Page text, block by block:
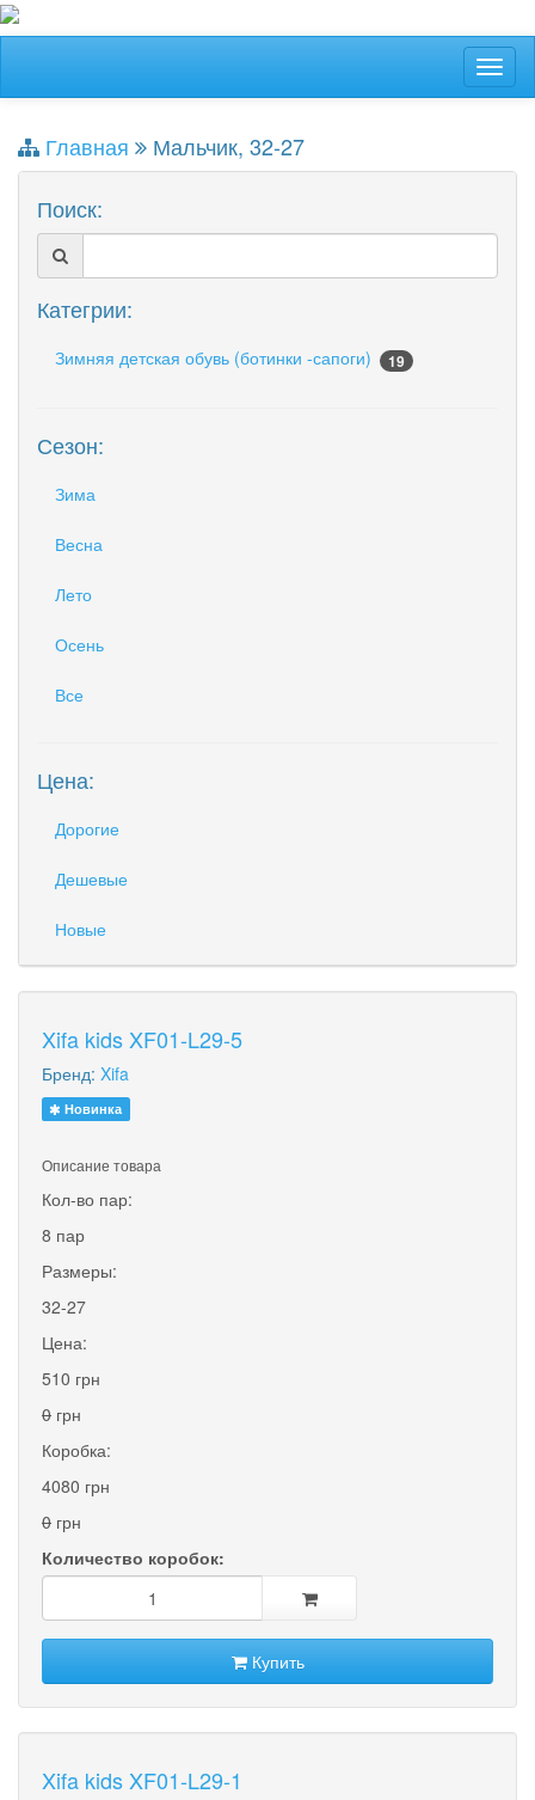
Главная
Мальчик, 32-27
Поиск:
Категрии:
Зимняя детская обувь (ботинки -сапоги) 19
Сезон:
Зима
Весна
Лето
Осень
Все
Цена:
Дорогие
Дешевые
Новые
Xifa kids XF01-L29-5
Бренд: Xifa
Новинка
Описание товара
Кол-во пар:
8 пар
Размеры:
32-27
Цена:
510 грн
0 грн
Коробка:
4080 грн
0 грн
Количество коробок:
Купить
Xifa kids XF01-L29-1